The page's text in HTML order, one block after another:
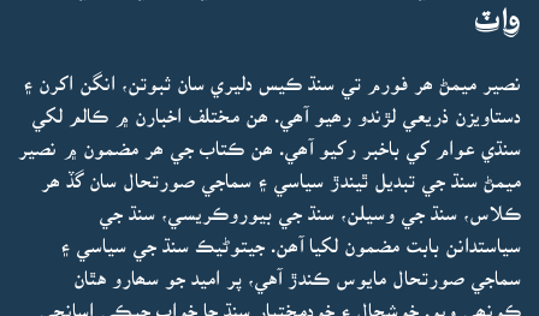
واٽ
نصير ميمڻ ھر فورم تي سنڌ ڪيس دليري سان ثبوتن، انگن اکرن ۽
دستاويزن ذريعي لڙندو رھيو آھي. ھن مختلف اخبارن ۾ ڪالم لکي
سنڌي عوام کي باخبر رکيو آھي. ھن ڪتاب جي ھر مضمون ۾ نصير
ميمڻ سنڌ جي تبديل ٿيندڙ سياسي ۽ سماجي صورتحال سان گڏ ھر
ڪلاس، سنڌ جي وسيلن، سنڌ جي بيوروڪريسي، سنڌ جي
سياستدانن بابت مضمون لکيا آھن. جيتوڻيڪ سنڌ جي سياسي ۽
سماجي صورتحال مايوس ڪندڙ آهي، پر اميد جو سھارو هٿان
ڪونھي ويو. خوشحال ۽ خودمختيار سنڌ جا خواب جيڪي اسانجي